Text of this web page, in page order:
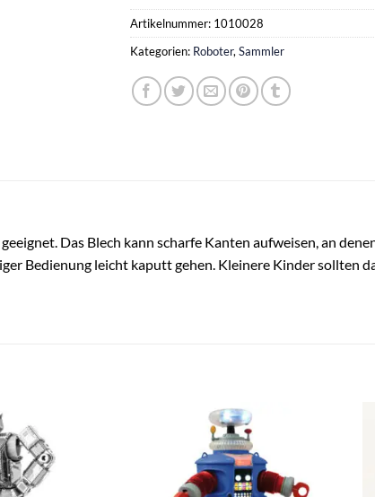
Artikelnummer: 1010028
Kategorien: Roboter, Sammler
Das Blech kann scharfe Kanten aufweisen, an
Bedienung leicht kaputt gehen. Kleinere Kinder sollten